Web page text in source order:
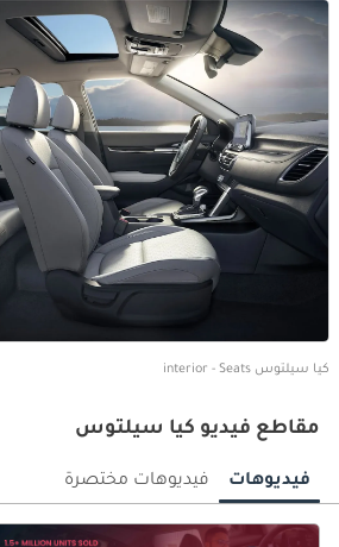
كيا سيلتوس interior - Seats
مقاطع فيديو كيا سيلتوس
فيديوهات فيديوهات مختصرة